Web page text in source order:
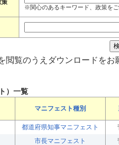
策
※関心のあるキーワード、政策をご
閲覧のうえダウンロードをお
）一覧
マニフェスト種別
都道府県知事マニフェスト
市長マニフェスト